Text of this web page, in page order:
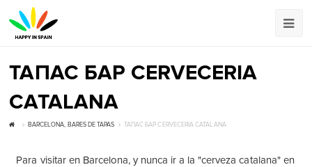
ТАПАС БАР CERVECERIA
CATALANA
BARCELONA, ​​BARES DE TAPAS ТАПАС БАР CERVECERIA CATALANA
Para visitar en Barcelona, ​​y nunca ir a la "cerveza catalana" en